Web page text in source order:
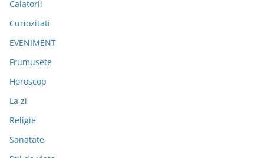
Calatorii
Curiozitati
EVENIMENT
Frumusete
Horoscop
La zi
Religie
Sanatate